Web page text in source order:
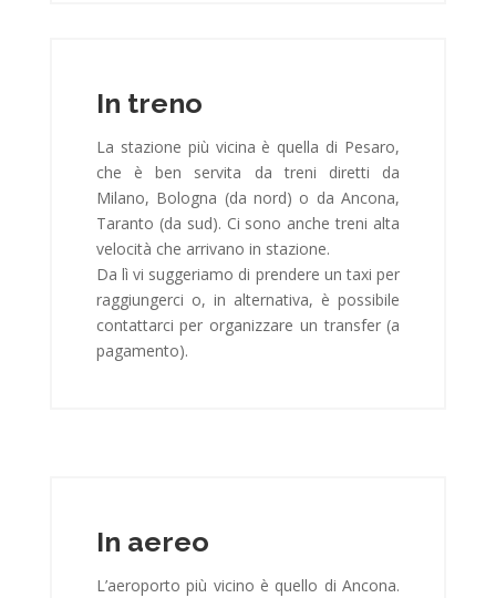
In treno
La stazione più vicina è quella di Pesaro,
che è ben servita da treni diretti da
Milano, Bologna (da nord) o da Ancona,
Taranto (da sud). Ci sono anche treni alta
velocità che arrivano in stazione.
Da lì vi suggeriamo di prendere un taxi per
raggiungerci o, in alternativa, è possibile
contattarci per organizzare un transfer (a
pagamento).
In aereo
L’aeroporto più vicino è quello di Ancona.